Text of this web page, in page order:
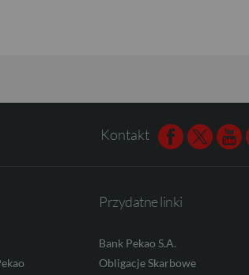
Kontakt Facebook
Przydatne linki
Bank Pekao S.A.
Obligacje Skarbowe